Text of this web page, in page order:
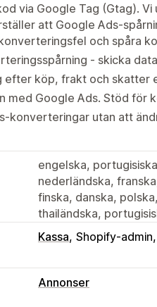
via Google Tag (Gtag).
att Google Ads-
och spåra
- skicka
efter köp, frakt och skatter
med Google Ads. Stöd för
konverteringar utan att
engelska,
nederländska,
finska, danska,
thailändska,
Kassa Shopify-admin
Annonser